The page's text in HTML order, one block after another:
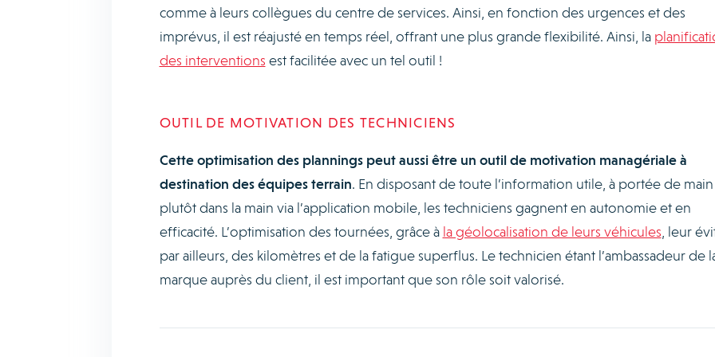
comme à leurs collègues du centre de services. Ainsi, en fonction des urgences et des
imprévus, il est réajusté en temps réel, offrant une plus grande flexibilité. Ainsi, la
des interventions est facilitée avec un tel outil !
OUTIL DE MOTIVATION DES TECHNICIENS
Cette optimisation des plannings peut aussi être un outil de motivation managériale à
destination des équipes terrain. En disposant de toute l’information utile, à portée de
plutôt dans la main via l’application mobile, les techniciens gagnent en autonomie et en
efficacité. L’optimisation des tournées, grâce à la géolocalisation de leurs véhicules , leur
par ailleurs, des kilomètres et de la fatigue superflus. Le technicien étant l’ambassadeur de
marque auprès du client, il est important que son rôle soit valorisé.